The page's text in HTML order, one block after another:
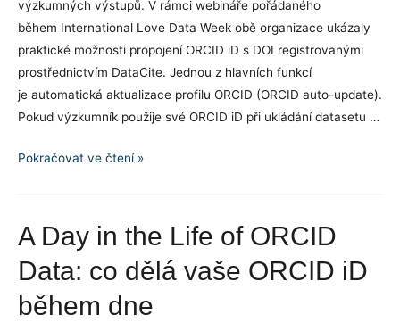
výzkumných výstupů. V rámci webináře pořádaného
během International Love Data Week obě organizace ukázaly
praktické možnosti propojení ORCID iD s DOI registrovanými
prostřednictvím DataCite. Jednou z hlavních funkcí
je automatická aktualizace profilu ORCID (ORCID auto-update).
Pokud výzkumník použije své ORCID iD při ukládání datasetu …
ORCID
Jak
zvýšit
viditelnost
výstupů
Pokračovat ve čtení »
A Day in the Life of ORCID
Data: co dělá vaše ORCID iD
během dne